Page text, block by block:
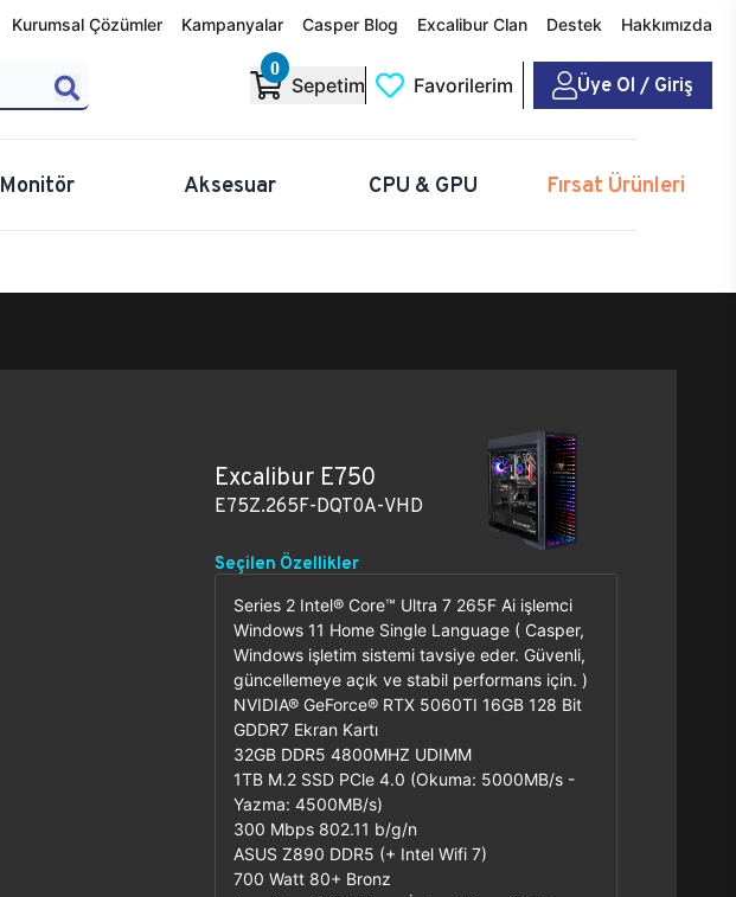
Kurumsal Çözümler Kampanyalar Casper Blog Excalibur Clan Destek Hakkımızda
0
Sepetim Favorilerim Üye Ol / Giriş
Monitör Aksesuar CPU & GPU Fırsat Ürünleri
Excalibur E750
E75Z.265F-DQT0A-VHD
Seçilen Özellikler
Series 2 Intel® Core™ Ultra 7 265F Ai işlemci
Windows 11 Home Single Language ( Casper,
Windows işletim sistemi tavsiye eder. Güvenli,
güncellemeye açık ve stabil performans için. )
NVIDIA® GeForce® RTX 5060TI 16GB 128 Bit
GDDR7 Ekran Kartı
32GB DDR5 4800MHZ UDIMM
1TB M.2 SSD PCle 4.0 (Okuma: 5000MB/s -
Yazma: 4500MB/s)
300 Mbps 802.11 b/g/n
ASUS Z890 DDR5 (+ Intel Wifi 7)
700 Watt 80+ Bronz